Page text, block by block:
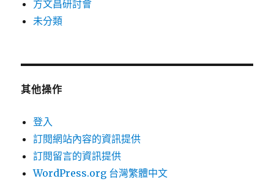
方文昌研討會
未分類
其他操作
登入
訂閱網站內容的資訊提供
訂閱留言的資訊提供
WordPress.org 台灣繁體中文